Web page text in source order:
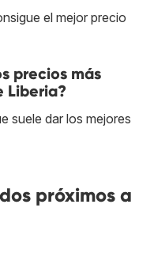
el mejor precio
precios más
Liberia?
suele dar los mejores
próximos a